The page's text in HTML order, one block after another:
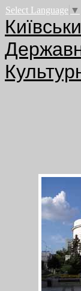
Select Language ▼